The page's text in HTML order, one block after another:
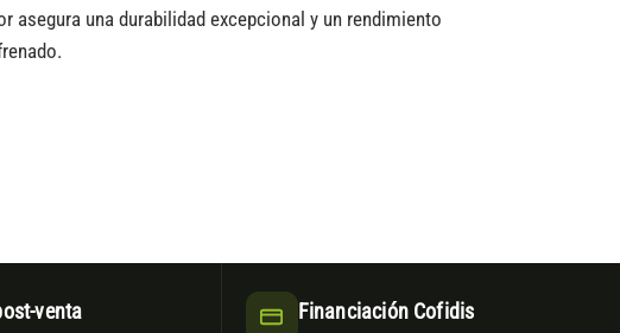
una durabilidad excepcional y un rendimiento
venta Financiación Cofidis